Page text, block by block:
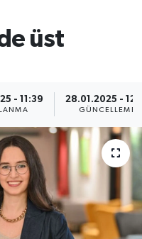
üst
- 11:39 28.01.2025 -
GÜNCELLEME